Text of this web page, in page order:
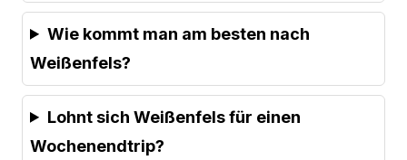
Wie kommt man am besten nach
Weißenfels?
Lohnt sich Weißenfels für einen
Wochenendtrip?